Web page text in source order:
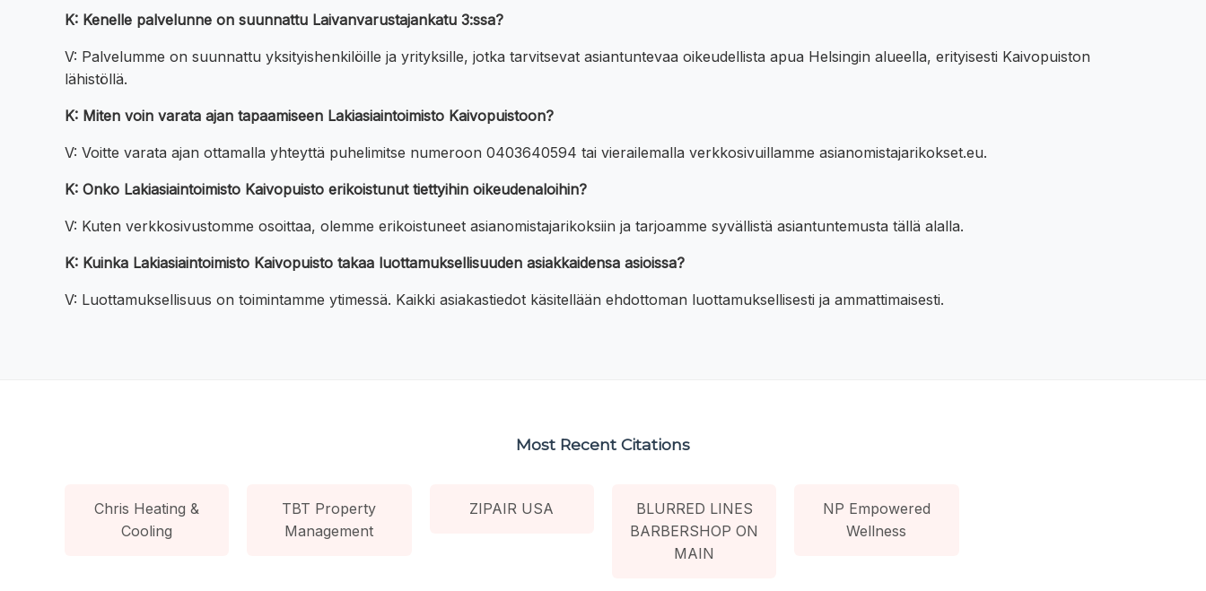
K: Kenelle palvelunne on suunnattu Laivanvarustajankatu 3:ssa?
V: Palvelumme on suunnattu yksityishenkilöille ja yrityksille, jotka tarvitsevat asiantuntevaa oikeudellista apua Helsingin alueella, erityisesti Kaivopuiston
lähistöllä.
K: Miten voin varata ajan tapaamiseen Lakiasiaintoimisto Kaivopuistoon?
V: Voitte varata ajan ottamalla yhteyttä puhelimitse numeroon 0403640594 tai vierailemalla verkkosivuillamme asianomistajarikokset.eu.
K: Onko Lakiasiaintoimisto Kaivopuisto erikoistunut tiettyihin oikeudenaloihin?
V: Kuten verkkosivustomme osoittaa, olemme erikoistuneet asianomistajarikoksiin ja tarjoamme syvällistä asiantuntemusta tällä alalla.
K: Kuinka Lakiasiaintoimisto Kaivopuisto takaa luottamuksellisuuden asiakkaidensa asioissa?
V: Luottamuksellisuus on toimintamme ytimessä. Kaikki asiakastiedot käsitellään ehdottoman luottamuksellisesti ja ammattimaisesti.
Most Recent Citations
Chris Heating &
Cooling
TBT Property
Management
ZIPAIR USA
BLURRED LINES
BARBERSHOP ON
MAIN
NP Empowered
Wellness